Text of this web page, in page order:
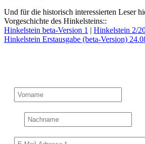
Und für die historisch interessierten Leser
Vorgeschichte des Hinkelsteins::
Hinkelstein beta-Version 1 | Hinkelstein 2/
Hinkelstein Erstausgabe (beta-Version)